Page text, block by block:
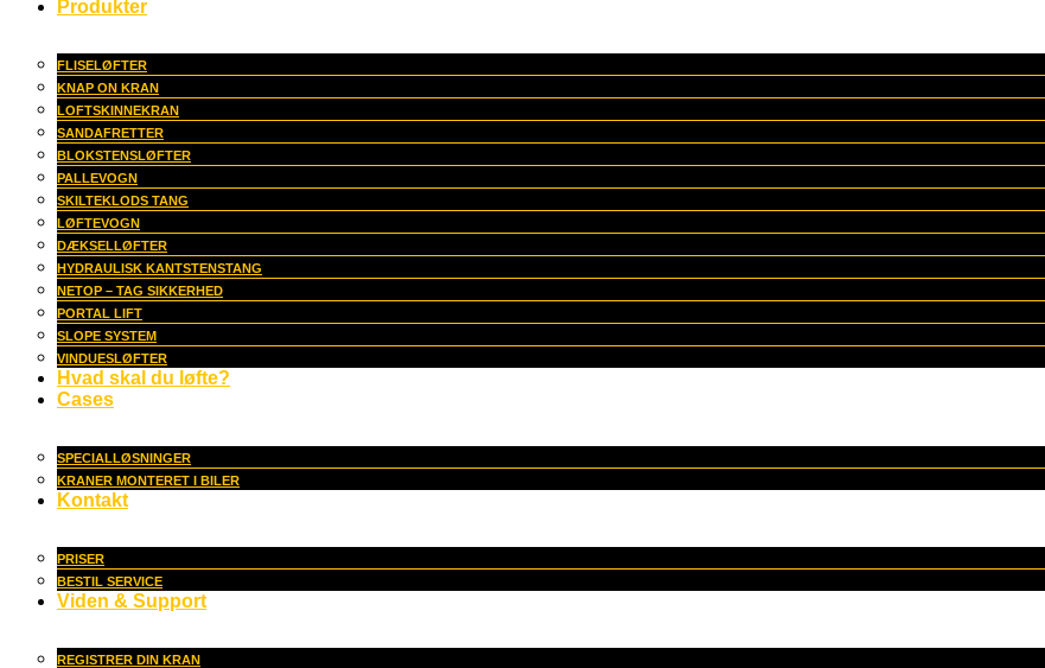
Produkter
FLISELØFTER
KNAP ON KRAN
LOFTSKINNEKRAN
SANDAFRETTER
BLOKSTENSLØFTER
PALLEVOGN
SKILTEKLODS TANG
LØFTEVOGN
DÆKSELLØFTER
HYDRAULISK KANTSTENSTANG
NETOP – TAG SIKKERHED
PORTAL LIFT
SLOPE SYSTEM
VINDUESLØFTER
Hvad skal du løfte?
Cases
SPECIALLØSNINGER
KRANER MONTERET I BILER
Kontakt
PRISER
BESTIL SERVICE
Viden & Support
REGISTRER DIN KRAN